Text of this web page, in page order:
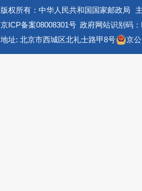
版权所有：中华人民共和国国家邮政局
京ICP备案08008301号 政府网站识别码
地址: 北京市西城区北礼士路甲8号
京